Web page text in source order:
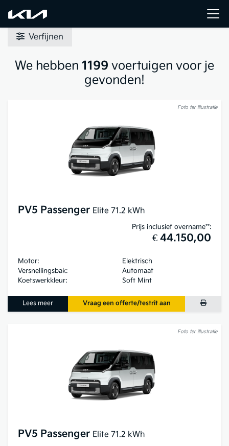
Verfijnen
We hebben 1199 voertuigen voor je
gevonden!
Foto ter illustratie
PV5 Passenger Elite 71.2 kWh
Prijs inclusief overname**:
€ 44.150,00
Motor:
Elektrisch
Versnellingsbak:
Automaat
Koetswerkkleur:
Soft Mint
Lees meer Vraag een offerte/testrit aan
Foto ter illustratie
PV5 Passenger Elite 71.2 kWh